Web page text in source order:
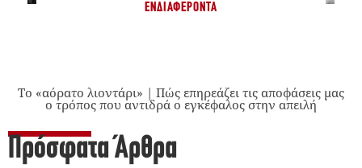
ΕΝΔΙΑΦΈΡΟΝΤΑ
Το «αόρατο λιοντάρι» | Πώς επηρεάζει τις αποφάσεις μας
ο τρόπος που αντιδρά ο εγκέφαλος στην απειλή
Πρόσφατα Άρθρα